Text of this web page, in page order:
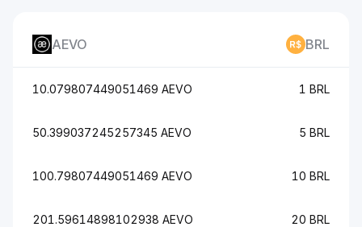
AEVO BRL
10.079807449051469 AEVO 1 BRL
50.399037245257345 AEVO 5 BRL
100.79807449051469 AEVO 10 BRL
201.59614898102938 AEVO 20 BRL